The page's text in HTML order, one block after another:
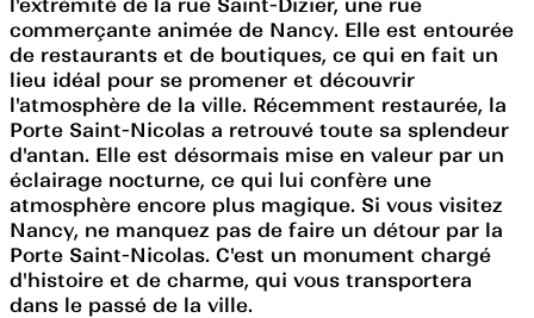
commerçante animée de Nancy. Elle est entourée
de restaurants et de boutiques, ce qui en fait un
lieu idéal pour se promener et découvrir
l'atmosphère de la ville. Récemment restaurée, la
Porte Saint-Nicolas a retrouvé toute sa splendeur
d'antan. Elle est désormais mise en valeur par un
éclairage nocturne, ce qui lui confère une
atmosphère encore plus magique. Si vous visitez
Nancy, ne manquez pas de faire un détour par la
Porte Saint-Nicolas. C'est un monument chargé
d'histoire et de charme, qui vous transportera
dans le passé de la ville.